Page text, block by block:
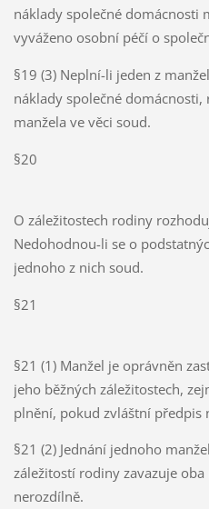
náklady společné domácnosti
vyváženo osobní péčí o
§19 (3) Neplní-li jeden z
náklady společné
manžela ve věci soud.
§20
O záležitostech rodiny
Nedohodnou-li se o
jednoho z nich soud.
§21
§21 (1) Manžel je oprávněn
jeho běžných záležitostech,
plnění, pokud zvláštní předpis
§21 (2) Jednání jednoho
záležitostí rodiny zavazuje oba
nerozdílně.